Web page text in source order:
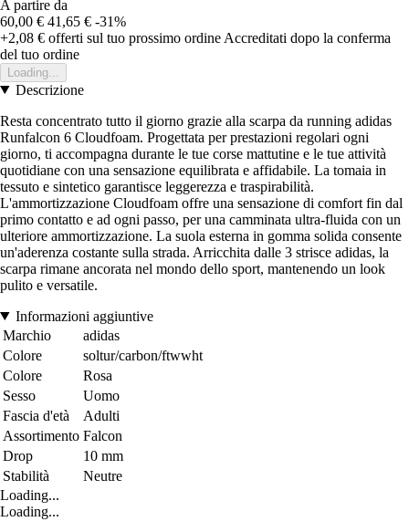
A partire da
60,00 € 41,65 € -31%
+2,08 € offerti sul tuo prossimo ordine Accreditati dopo la conferma
del tuo ordine
Loading...
Descrizione
Resta concentrato tutto il giorno grazie alla scarpa da running adidas
Runfalcon 6 Cloudfoam. Progettata per prestazioni regolari ogni
giorno, ti accompagna durante le tue corse mattutine e le tue attività
quotidiane con una sensazione equilibrata e affidabile. La tomaia in
tessuto e sintetico garantisce leggerezza e traspirabilità.
L'ammortizzazione Cloudfoam offre una sensazione di comfort fin dal
primo contatto e ad ogni passo, per una camminata ultra-fluida con un
ulteriore ammortizzazione. La suola esterna in gomma solida consente
un'aderenza costante sulla strada. Arricchita dalle 3 strisce adidas, la
scarpa rimane ancorata nel mondo dello sport, mantenendo un look
pulito e versatile.
Informazioni aggiuntive
Marchio
adidas
Colore
soltur/carbon/ftwwht
Colore
Rosa
Sesso
Uomo
Fascia d'età
Adulti
Assortimento Falcon
Drop
10 mm
Stabilità
Neutre
Loading...
Loading...